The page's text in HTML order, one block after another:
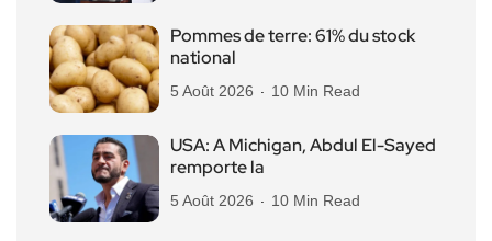
Pommes de terre: 61% du stock
national
5 Août 2026 10 Min Read
USA: A Michigan, Abdul El-Sayed
remporte la
5 Août 2026 10 Min Read